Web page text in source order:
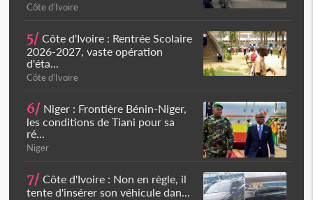
Côte d'Ivoire
5/ Côte d'Ivoire : Rentrée Scolaire
2026-2027, vaste opération
d'éta...
Côte d'Ivoire
6/ Niger : Frontière Bénin-Niger,
les conditions de Tiani pour sa
ré...
Niger
7/ Côte d'Ivoire : Non en règle, il
tente d'insérer son véhicule dan...